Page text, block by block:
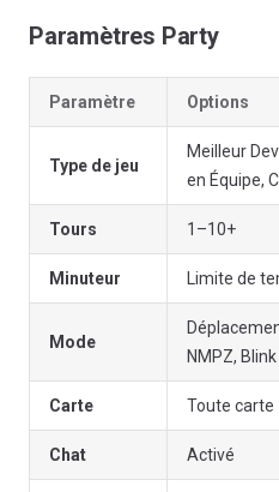
Paramètres Party
Paramètre Options
Type de jeu
Meilleur
en Équipe,
Tours 1–10+
Minuteur Limite de
Mode
NMPZ, Blink
Carte Toute carte
Chat Activé